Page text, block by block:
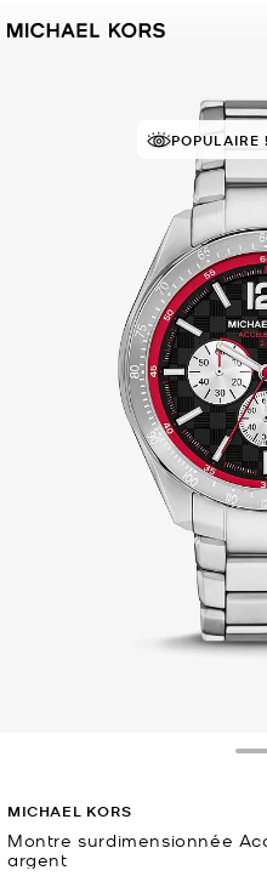
POPULAIRE !
MICHAEL KORS
Montre surdimensionnée
argent